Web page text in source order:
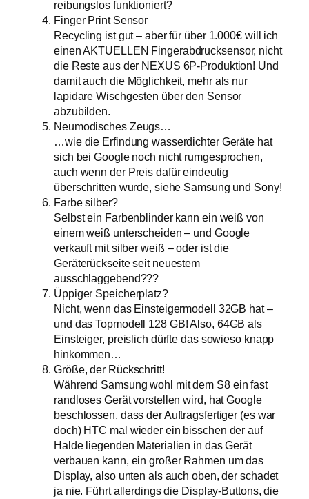
reibungslos funktioniert?
Finger Print Sensor
Recycling ist gut – aber für über 1.000€ will ich
einen AKTUELLEN Fingerabdrucksensor, nicht
die Reste aus der NEXUS 6P-Produktion! Und
damit auch die Möglichkeit, mehr als nur
lapidare Wischgesten über den Sensor
abzubilden.
Neumodisches Zeugs…
…wie die Erfindung wasserdichter Geräte hat
sich bei Google noch nicht rumgesprochen,
auch wenn der Preis dafür eindeutig
überschritten wurde, siehe Samsung und Sony!
Farbe silber?
Selbst ein Farbenblinder kann ein weiß von
einem weiß unterscheiden – und Google
verkauft mit silber weiß – oder ist die
Geräterückseite seit neuestem
ausschlaggebend???
Üppiger Speicherplatz?
Nicht, wenn das Einsteigermodell 32GB hat –
und das Topmodell 128 GB! Also, 64GB als
Einsteiger, preislich dürfte das sowieso knapp
hinkommen…
Größe, der Rückschritt!
Während Samsung wohl mit dem S8 ein fast
randloses Gerät vorstellen wird, hat Google
beschlossen, dass der Auftragsfertiger (es war
doch) HTC mal wieder ein bisschen der auf
Halde liegenden Materialien in das Gerät
verbauen kann, ein großer Rahmen um das
Display, also unten als auch oben, der schadet
ja nie. Führt allerdings die Display-Buttons, die